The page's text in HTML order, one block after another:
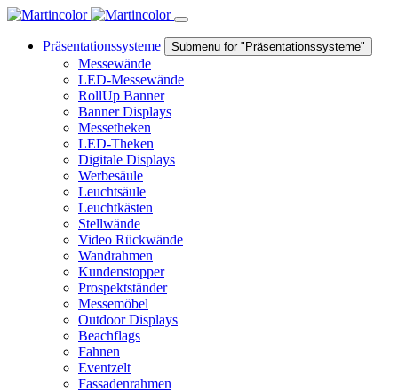
Präsentationssysteme Submenu for "Präsentationssysteme"
Messewände
LED-Messewände
RollUp Banner
Banner Displays
Messetheken
LED-Theken
Digitale Displays
Werbesäule
Leuchtsäule
Leuchtkästen
Stellwände
Video Rückwände
Wandrahmen
Kundenstopper
Prospektständer
Messemöbel
Outdoor Displays
Beachflags
Fahnen
Eventzelt
Fassadenrahmen